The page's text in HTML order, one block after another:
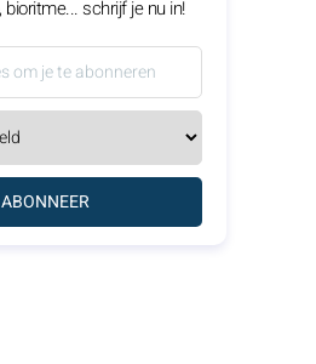
bioritme... schrijf je nu in!
ABONNEER